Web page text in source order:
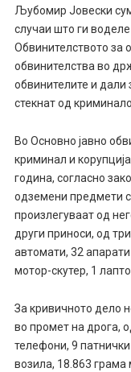
Љубомир Јовески
случаи што ги
Обвинителството за
обвинителства во
обвинителите и
стекнат од
Во Основно јавно
криминал и
година, согласно
одземени предмети
произлегуваат од
други приноси, од
автомати, 32 апарати
мотор-скутер, 1
За кривичното дело
во промет на дрога,
телефони, 9
возила, 18.863 грама